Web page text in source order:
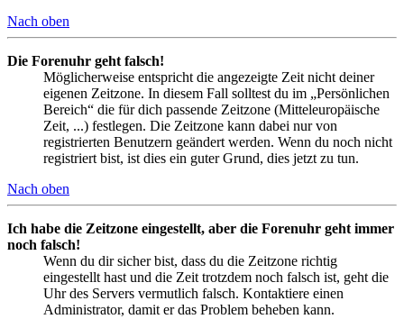
Nach oben
Die Forenuhr geht falsch!
Möglicherweise entspricht die angezeigte Zeit nicht deiner
eigenen Zeitzone. In diesem Fall solltest du im „Persönlichen
Bereich“ die für dich passende Zeitzone (Mitteleuropäische
Zeit, ...) festlegen. Die Zeitzone kann dabei nur von
registrierten Benutzern geändert werden. Wenn du noch nicht
registriert bist, ist dies ein guter Grund, dies jetzt zu tun.
Nach oben
Ich habe die Zeitzone eingestellt, aber die Forenuhr geht immer
noch falsch!
Wenn du dir sicher bist, dass du die Zeitzone richtig
eingestellt hast und die Zeit trotzdem noch falsch ist, geht die
Uhr des Servers vermutlich falsch. Kontaktiere einen
Administrator, damit er das Problem beheben kann.